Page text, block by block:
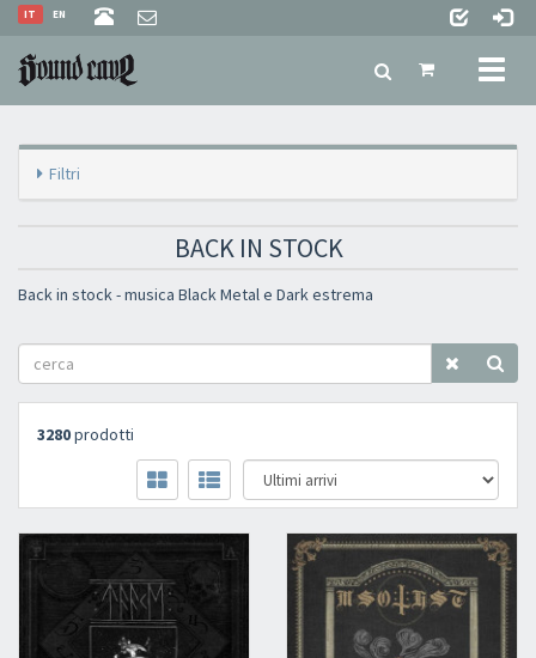
EN
IT
Filtri
BACK IN STOCK
Back in stock - musica Black Metal e Dark estrema
3280prodotti